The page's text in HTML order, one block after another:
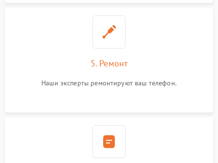
5. Ремонт
Наши эксперты ремонтируют ваш телефон.